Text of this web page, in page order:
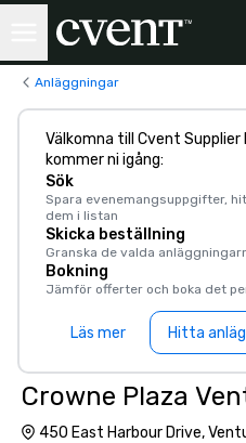
Anläggningar
Välkomna till Cvent Supplier
kommer ni igång:
Sök
Spara evenemangsuppgifter,
dem i listan
Skicka beställning
Granska de valda
Bokning
Jämför offerter och boka det
Läs mer Hitta
Crowne Plaza
450 East Harbour Drive,